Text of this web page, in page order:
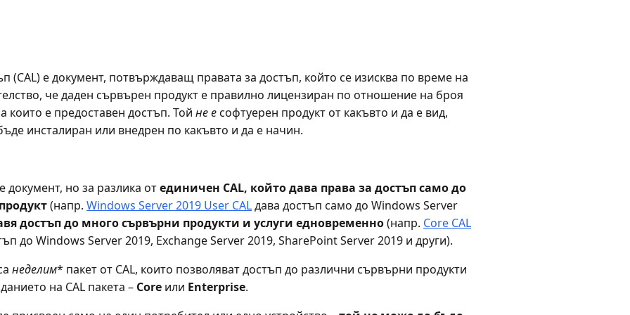
(CAL) е документ, потвърждаващ правата за достъп, който се изисква по време на
че даден сървърен продукт е правилно лицензиран по отношение на броя
които е предоставен достъп. Той не есофтуерен продукт от какъвто и да е вид,
инсталиран или внедрен по какъвто и да е начин.
но за разлика отединичен CAL, който дава права за достъп само до
(напр. Windows Server 2019 User CALдава достъп само до Windows Server
достъп до много сървърни продукти и услуги едновременно(напр. Core CAL
до Windows Server 2019, Exchange Server 2019, SharePoint Server 2019 и други).
неделим* пакет от CAL, които позволяват достъп до различни сървърни продукти
на CAL пакета – Core или Enterprise.